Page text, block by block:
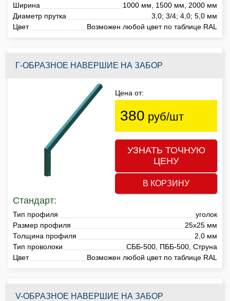
Ширина
1000 мм, 1500 мм, 2000 мм
Диаметр прутка
3,0; 3/4; 4,0; 5,0 мм
Цвет
Возможен любой цвет по таблице RAL
Г-ОБРАЗНОЕ НАВЕРШИЕ НА ЗАБОР
Цена от:
380 руб/шт
УЗНАТЬ ТОЧНУЮ
ЦЕНУ
В КОРЗИНУ
Стандарт:
Тип профиля
уголок
Размер профиля
25х25 мм
Толщина профиля
2,0 мм
Тип проволоки
СББ-500, ПББ-500, Струна
Цвет
Возможен любой цвет по таблице RAL
V-ОБРАЗНОЕ НАВЕРШИЕ НА ЗАБОР